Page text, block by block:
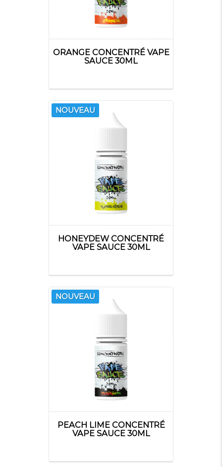
ORANGE CONCENTRÉ VAPE
SAUCE 30ML
NOUVEAU
HONEYDEW CONCENTRÉ
VAPE SAUCE 30ML
NOUVEAU
PEACH LIME CONCENTRÉ
VAPE SAUCE 30ML